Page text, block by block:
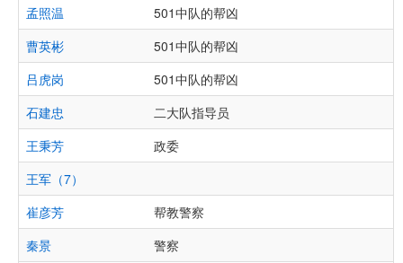
孟照温
501中队的帮凶
曹英彬
501中队的帮凶
吕虎岗
501中队的帮凶
石建忠
二大队指导员
王秉芳
政委
王军（7）
崔彦芳
帮教警察
秦景
警察